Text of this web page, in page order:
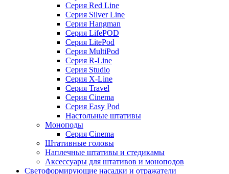
Серия Red Line
Серия Silver Line
Серия Hangman
Серия LifePOD
Серия LitePod
Серия MultiPod
Серия R-Line
Серия Studio
Серия X-Line
Серия Travel
Серия Cinema
Серия Easy Pod
Настольные штативы
Моноподы
Серия Cinema
Штативные головы
Наплечные штативы и стедикамы
Аксессуары для штативов и моноподов
Светоформирующие насадки и отражатели